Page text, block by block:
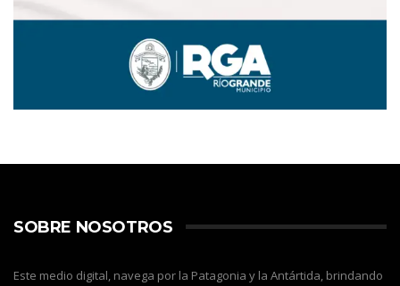
SOBRE NOSOTROS
Este medio digital, navega por la Patagonia y la Antártida, brindando